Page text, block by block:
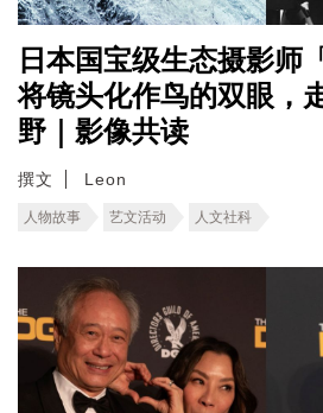
日本国宝级生态摄影师
将镜头化作鸟的双眼，
野｜影像共读
撰文 Leon
人物故事 艺文活动 人文社科